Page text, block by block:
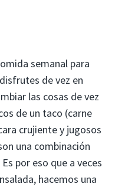
semanal para
de vez en
las cosas de vez
de un taco (carne
crujiente y jugosos
una combinación
por eso que a veces
hacemos una